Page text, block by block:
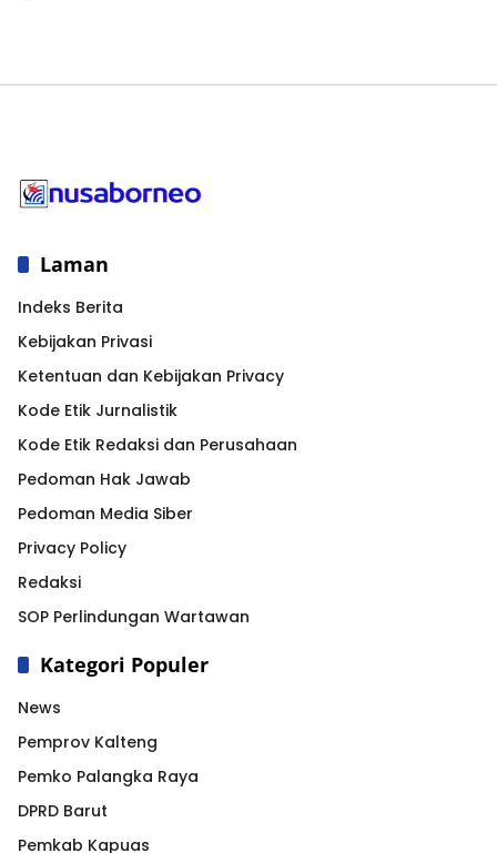
Laman
Indeks Berita
Kebijakan Privasi
Ketentuan dan Kebijakan Privacy
Kode Etik Jurnalistik
Kode Etik Redaksi dan Perusahaan
Pedoman Hak Jawab
Pedoman Media Siber
Privacy Policy
Redaksi
SOP Perlindungan Wartawan
Kategori Populer
News
Pemprov Kalteng
Pemko Palangka Raya
DPRD Barut
Pemkab Kapuas